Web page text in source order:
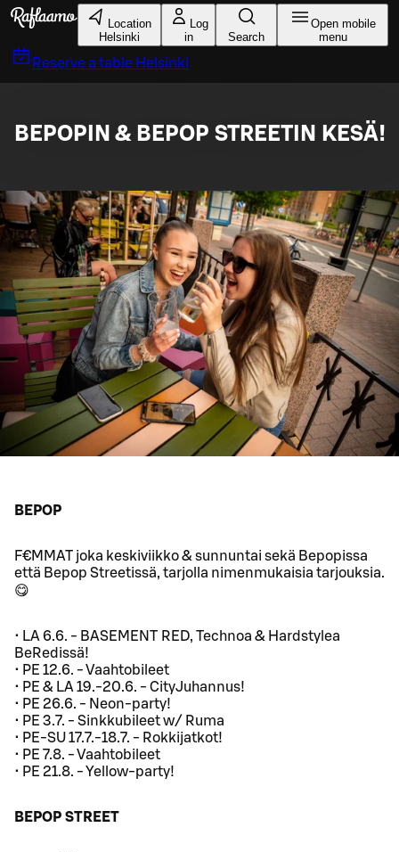
Skip to main content
Location
Helsinki
Log
in
Search
Open mobile
menu
Reserve a table Helsinki
BEPOPIN & BEPOP STREETIN KESÄ!
BEPOP
F€MMAT joka keskiviikko & sunnuntai sekä Bepopissa
että Bepop Streetissä, tarjolla nimenmukaisia tarjouksia.
😋
• LA 6.6. - BASEMENT RED, Technoa & Hardstylea
BeRedissä!
• PE 12.6. - Vaahtobileet
• PE & LA 19.-20.6. - CityJuhannus!
• PE 26.6. - Neon-party!
• PE 3.7. - Sinkkubileet w/ Ruma
• PE-SU 17.7.-18.7. - Rokkijatkot!
• PE 7.8. - Vaahtobileet
• PE 21.8. - Yellow-party!
BEPOP STREET